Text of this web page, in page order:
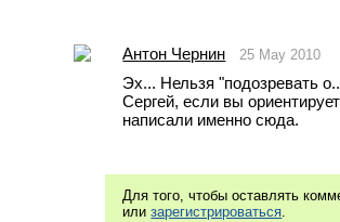
Антон Чернин 25 May 2010
Эх... Нельзя "подозревать
Сергей, если вы
написали именно сюда.
Для того, чтобы оставлять
илизарегистрироваться.